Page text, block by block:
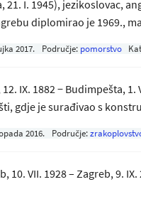
21. I. 1945), jezikoslovac,
diplomirao je 1969.,
2017. Područje: pomorstvo
12. IX. 1882 − Budimpešta,
gdje je surađivao s
2016. Područje:
10. VII. 1928 – Zagreb, 9.